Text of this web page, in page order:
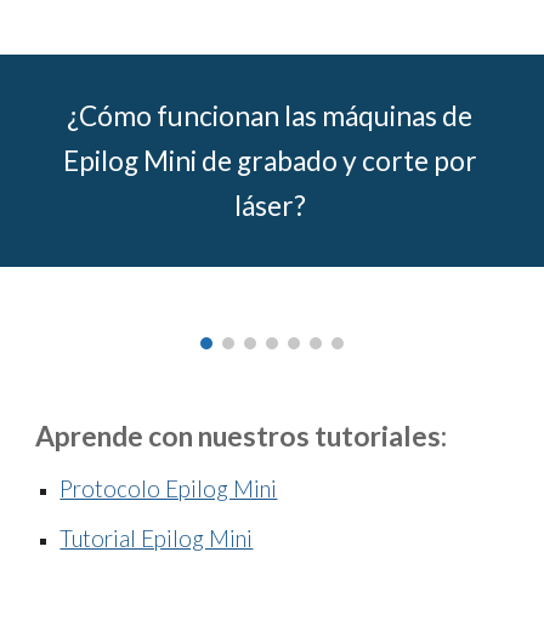
¿Cómo funcionan las máquinas de
Epilog Mini de grabado y corte por
láser?
Aprende con nuestros tutoriales:
Protocolo Epilog Mini
Tutorial Epilog Mini